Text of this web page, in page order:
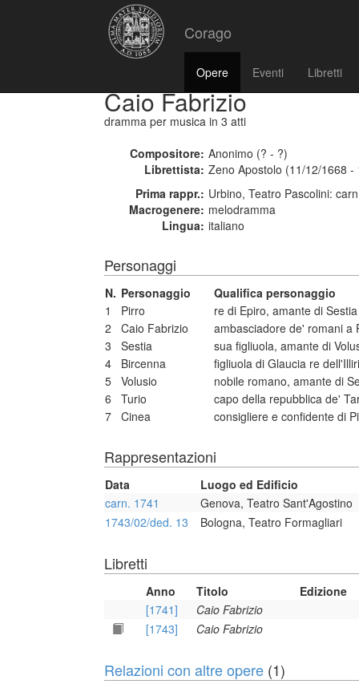
Corago
Opere Eventi Libretti
Caio Fabrizio
dramma per musica in 3 atti
Compositore: Anonimo (? - ?)
Librettista: Zeno Apostolo (11/12/1668 -
Prima rappr.: Urbino, Teatro Pascolini:
Macrogenere: melodramma
Lingua: italiano
Personaggi
N. Personaggio
Qualifica personaggio
1
Pirro
re di Epiro, amante di Sestia
2
Caio Fabrizio
ambasciadore de' romani a
3
Sestia
sua figliuola, amante di
4
Bircenna
figliuola di Glaucia re
5 Volusio
nobile romano, amante di
6
Turio
capo della repubblica de'
7 Cinea consigliere e confidente di
Rappresentazioni
Data
Luogo ed Edificio
carn. 1741
Genova, Teatro Sant'Agostino
1743/02/ded. 13
Bologna, Teatro Formagliari
Libretti
Anno Titolo
Edizione
[1741]
Caio Fabrizio
[1743]
Caio Fabrizio
Relazioni con altre opere (1)